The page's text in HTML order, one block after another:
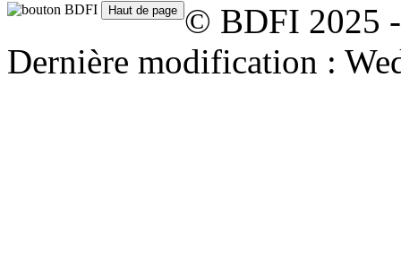
© BDFI 2025
Dernière modification :